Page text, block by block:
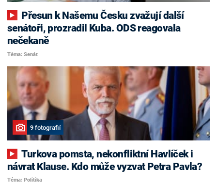
senátoři, prozradil Kuba. ODS reagovala
nečekaně
Téma: Senát
9 fotografií
Turkova pomsta, nekonfliktní Havlíček i
návrat Klause. Kdo může vyzvat Petra Pavla?
Téma: Politika